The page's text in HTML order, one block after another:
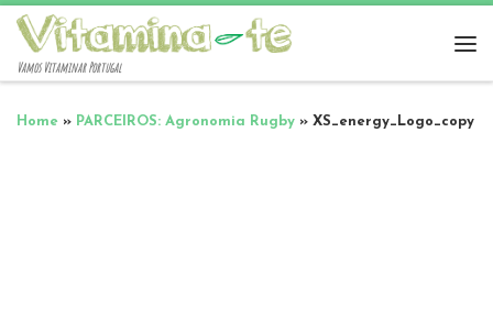
Vamos Vitaminar Portugal
Home » PARCEIROS: Agronomia Rugby » XS_energy_Logo_copy